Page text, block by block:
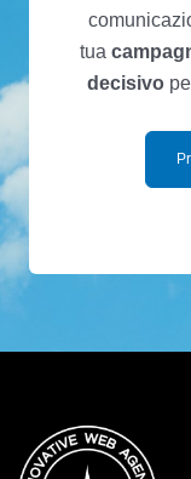
tua
decisivo